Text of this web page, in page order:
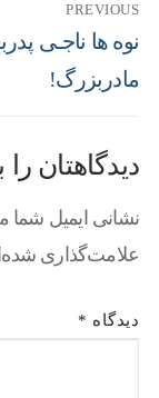
PREVIOUS
نوه ها ناجـی
مادربزرگ!
دیدگاهتان را
نشانی ایمیل شما
علامت‌گذاری
دیدگاه*